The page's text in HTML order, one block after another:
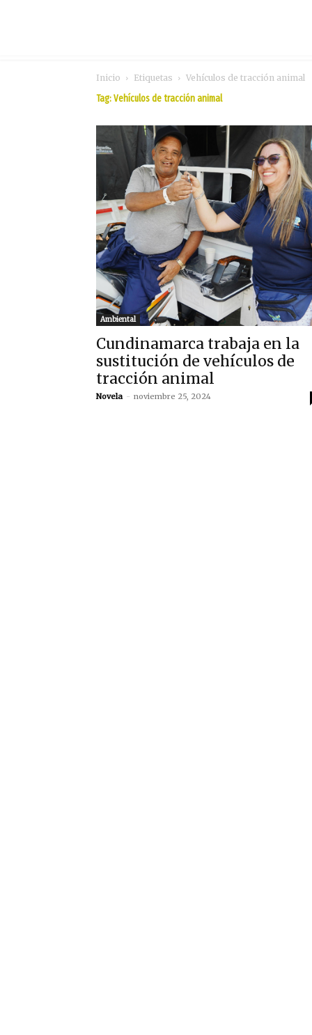
Inicio Etiquetas Vehículos de tracción animal
Tag: Vehículos de tracción animal
Ambiental
Cundinamarca trabaja en la
sustitución de vehículos de
tracción animal
Novela - noviembre 25, 2024